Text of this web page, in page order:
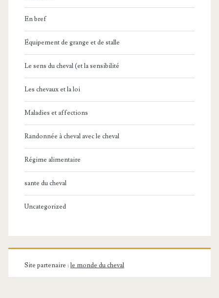
En bref
Équipement de grange et de stalle
Le sens du cheval (et la sensibilité
Les chevaux et la loi
Maladies et affections
Randonnée à cheval avec le cheval
Régime alimentaire
sante du cheval
Uncategorized
Site partenaire : le monde du cheval